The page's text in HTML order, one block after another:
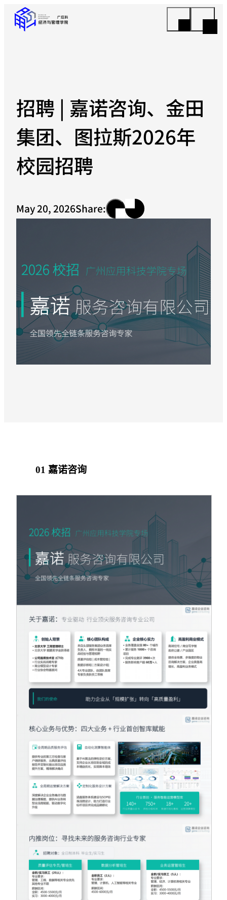
招聘 | 嘉诺咨询、金田
集团、图拉斯2026年
校园招聘
May 20, 2026Share:
01 嘉诺咨询